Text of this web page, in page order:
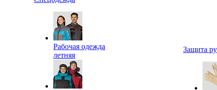
Рабочая одежда
летняя
Защита